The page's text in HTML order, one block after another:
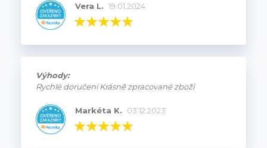
Vera L. 19.01.2024
Výhody:
Rychlé doručení Krásně zpracované zboží
Markéta K. 03.12.2023